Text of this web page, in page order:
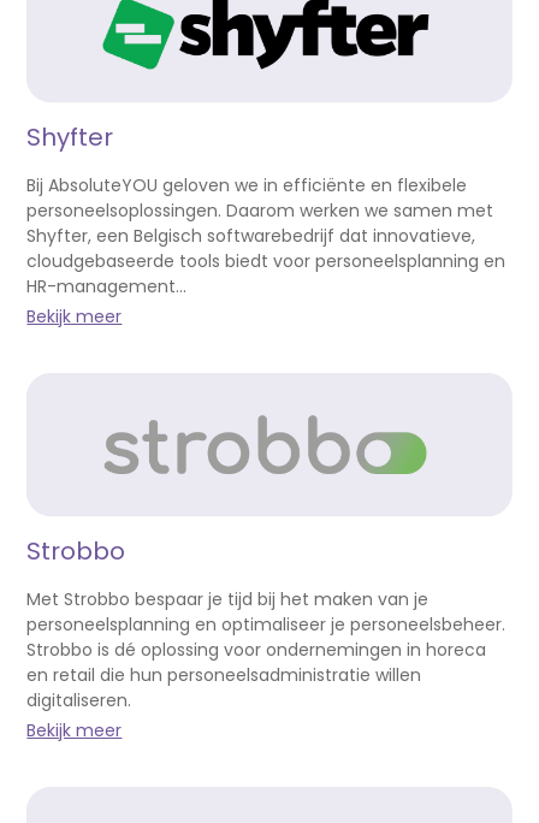
Shyfter
Bij AbsoluteYOU geloven we in efficiënte en flexibele
personeelsoplossingen. Daarom werken we samen met
Shyfter, een Belgisch softwarebedrijf dat innovatieve,
cloudgebaseerde tools biedt voor personeelsplanning en
HR-management...
Bekijk meer
Strobbo
Met Strobbo bespaar je tijd bij het maken van je
personeelsplanning en optimaliseer je personeelsbeheer.
Strobbo is dé oplossing voor ondernemingen in horeca
en retail die hun personeelsadministratie willen
digitaliseren.
Bekijk meer